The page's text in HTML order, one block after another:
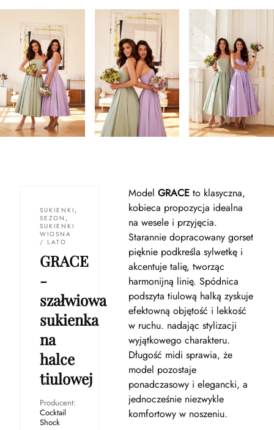
SUKIENKI ,
SEZON ,
SUKIENKI
WIOSNA
/ LATO
GRACE
-
szałwiowa
sukienka
na
halce
tiulowej
Producent:
Cocktail
Shock
Model GRACEto klasyczna,
kobieca propozycja idealna
na wesele i przyjęcia.
Starannie dopracowany gorset
pięknie podkreśla sylwetkę i
akcentuje talię, tworząc
harmonijną linię. Spódnica
podszyta tiulową halką zyskuje
efektowną objętość i lekkość
w ruchu. nadając stylizacji
wyjątkowego charakteru.
Długość midi sprawia, że
model pozostaje
ponadczasowy i elegancki, a
jednocześnie niezwykle
komfortowy w noszeniu.